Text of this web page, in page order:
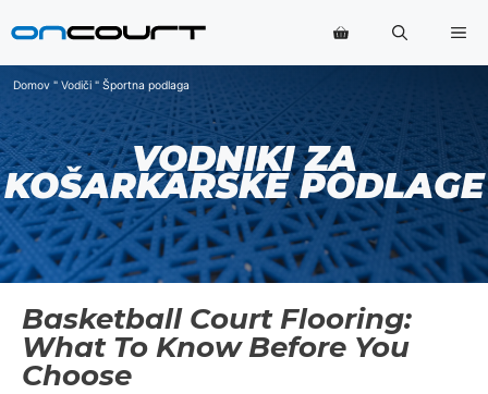
na
Domov " Vodiči " Športna podlaga
VODNIKI ZA
KOŠARKARSKE PODLAGE
Basketball Court Flooring:
What To Know Before You
Choose